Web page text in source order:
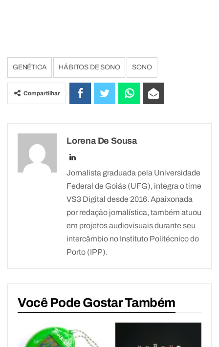
GENÉTICA HÁBITOS DE SONO SONO
Compartilhar
Lorena De Sousa
Jornalista graduada pela Universidade
Federal de Goiás (UFG), integra o time
VS3 Digital desde 2016. Apaixonada
por redação jornalística, também atuou
em projetos audiovisuais durante seu
intercâmbio no Instituto Politécnico do
Porto (IPP).
Você Pode Gostar Também